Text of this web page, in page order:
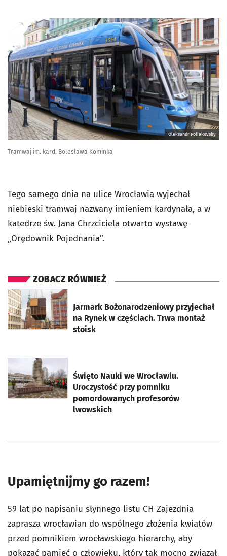
Oleksandr Poliakovsky
Tramwaj im. kard. Bolesława Kominka
Tego samego dnia na ulice Wrocławia wyjechał
niebieski tramwaj nazwany imieniem kardynała, a w
katedrze św. Jana Chrzciciela otwarto wystawę
„Orędownik Pojednania”.
ZOBACZ RÓWNIEŻ
Jarmark Bożonarodzeniowy przyjechał
na Rynek w częściach. Trwa montaż
stoisk
otworzy się w nowej karcie
Święto Nauki we Wrocławiu.
Uroczystość przy pomniku
pomordowanych profesorów
lwowskich
otworzy się w nowej karcie
Upamiętnijmy go razem!
59 lat po napisaniu słynnego listu CH Zajezdnia
zaprasza wrocławian do wspólnego złożenia kwiatów
przed pomnikiem wrocławskiego hierarchy, aby
pokazać pamięć o człowieku, który tak mocno związał